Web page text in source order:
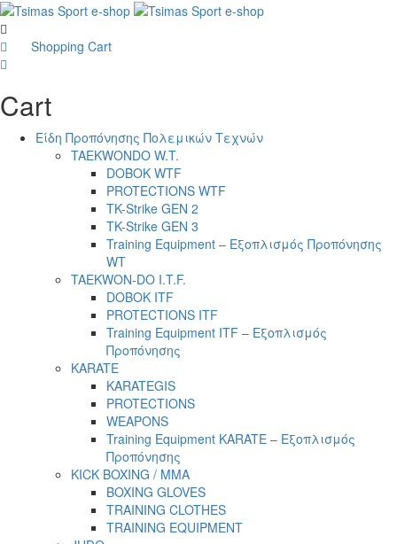
Shopping Cart
Cart
Είδη Προπόνησης Πολεμικών Τεχνών
TAEKWONDO W.T.
DOBOK WTF
PROTECTIONS WTF
TK-Strike GEN 2
TK-Strike GEN 3
Training Equipment – Εξοπλισμός Προπόνησης
WT
TAEKWON-DO I.T.F.
DOBOK ITF
PROTECTIONS ITF
Training Equipment ITF – Εξοπλισμός
Προπόνησης
KARATE
KARATEGIS
PROTECTIONS
WEAPONS
Training Equipment KARATE – Εξοπλισμός
Προπόνησης
KICK BOXING / MMA
BOXING GLOVES
TRAINING CLOTHES
TRAINING EQUIPMENT